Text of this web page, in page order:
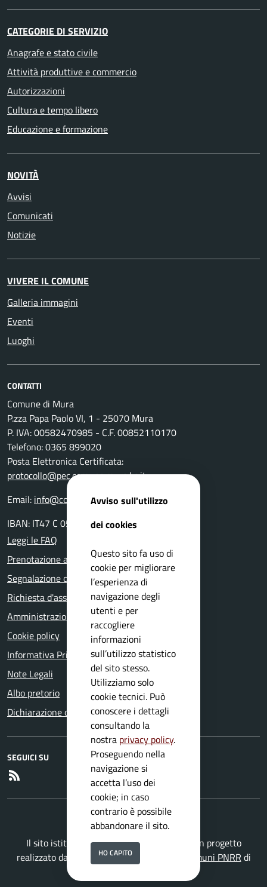
CATEGORIE DI SERVIZIO
Anagrafe e stato civile
Attività produttive e commercio
Autorizzazioni
Cultura e tempo libero
Educazione e formazione
NOVITÀ
Avvisi
Comunicati
Notizie
VIVERE IL COMUNE
Galleria immagini
Eventi
Luoghi
CONTATTI
Comune di Mura
P.zza Papa Paolo VI, 1 - 25070 Mura
P. IVA: 00582470985 - C.F. 00852110170
Telefono: 0365 899020
Posta Elettronica Certificata:
protocollo@pec.comune.mura.bs.it
Email: info@comune.mura.bs.it
IBAN: IT47 C 05116 54280 0000 000 14800
Leggi le FAQ
Prenotazione appuntamento
Segnalazione disservizio
Richiesta d'assistenza
Amministrazione trasparente
Cookie policy
Informativa Privacy
Note Legali
Albo pretorio
Dichiarazione di accessibilità
SEGUICI SU
Il sito istituzionale del Comune di Mura è un progetto
realizzato da
Secoval srlcon la Soluzione Comuni PNRR di
Avviso sull'utilizzo
dei cookies
Questo sito fa uso di
cookie per migliorare
l’esperienza di
navigazione degli
utenti e per
raccogliere
informazioni
sull’utilizzo statistico
del sito stesso.
Utilizziamo solo
cookie tecnici. Può
conoscere i dettagli
consultando la
nostra privacy policy.
Proseguendo nella
navigazione si
accetta l’uso dei
cookie; in caso
contrario è possibile
abbandonare il sito.
HO CAPITO